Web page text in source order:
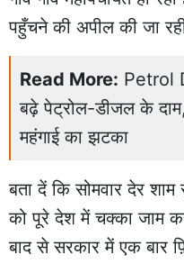
पहुँचने की अपील की जा
Read More: Petrol
बढ़े पेट्रोल-डीजल के
महंगाई का झटका
बता दें कि सोमवार देर
को पूरे देश में चक्का जाम
बाद से सरकार में एक बार